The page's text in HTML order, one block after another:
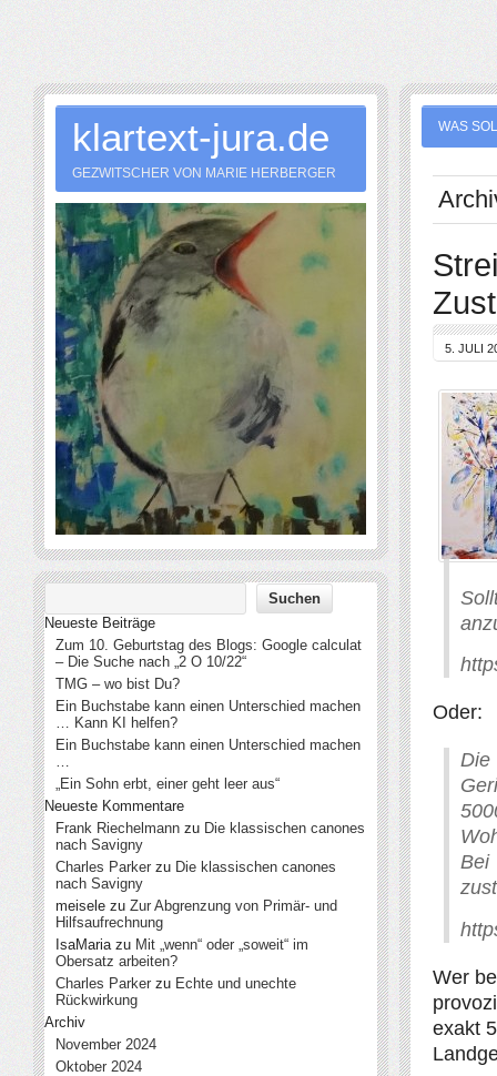
WAS
5. JULI
Oder:
Bei
Wer
exakt
klartext-jura.de
GEZWITSCHER VON MARIE HERBERGER
Neueste Beiträge
Zum 10. Geburtstag des Blogs: Google calculat
– Die Suche nach „2 O 10/22“
TMG – wo bist Du?
Ein Buchstabe kann einen Unterschied machen
… Kann KI helfen?
Ein Buchstabe kann einen Unterschied machen
…
„Ein Sohn erbt, einer geht leer aus“
Neueste Kommentare
Frank Riechelmann zu Die klassischen canones
nach Savigny
Charles Parker zu Die klassischen canones
nach Savigny
meisele zu Zur Abgrenzung von Primär- und
Hilfsaufrechnung
IsaMariazu Mit „wenn“ oder „soweit“ im
Obersatz arbeiten?
Charles Parker zu Echte und unechte
Rückwirkung
Archiv
November 2024
Oktober 2024